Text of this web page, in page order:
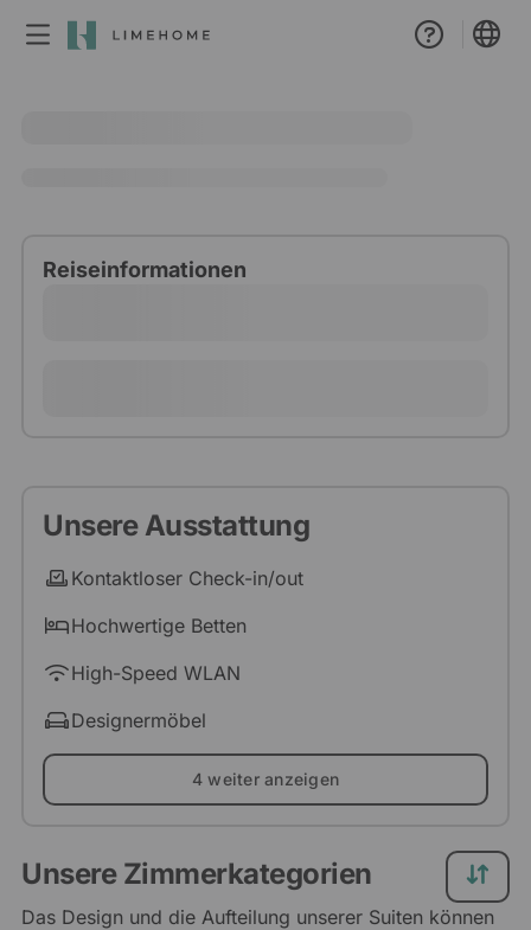
Reiseinformationen
Unsere Ausstattung
Kontaktloser Check-in/out
Hochwertige Betten
High-Speed WLAN
Designermöbel
4 weiter anzeigen
Unsere Zimmerkategorien
Das Design und die Aufteilung unserer Suiten können